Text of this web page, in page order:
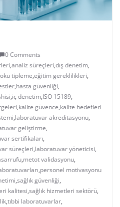
0 Comments
,analiz süreçleri,dış denetim,
tipleme,eğitim gereklilikleri,
,hasta güvenliği,
,iç denetim,ISO 15189,
,kalite güvence,kalite hedefleri
,laboratuvar akreditasyonu,
geliştirme,
sertifikaları,
süreçleri,laboratuvar yöneticisi,
,metot validasyonu,
,personel motivasyonu
,sağlık güvenliği,
kalitesi,sağlık hizmetleri sektörü,
,tıbbi laboratuvarlar,